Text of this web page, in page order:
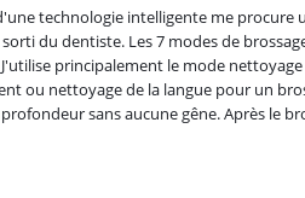
technologie intelligente me procure
du dentiste. Les 7 modes de
principalement le mode
ou nettoyage de la langue pour un
sans aucune gêne. Après le